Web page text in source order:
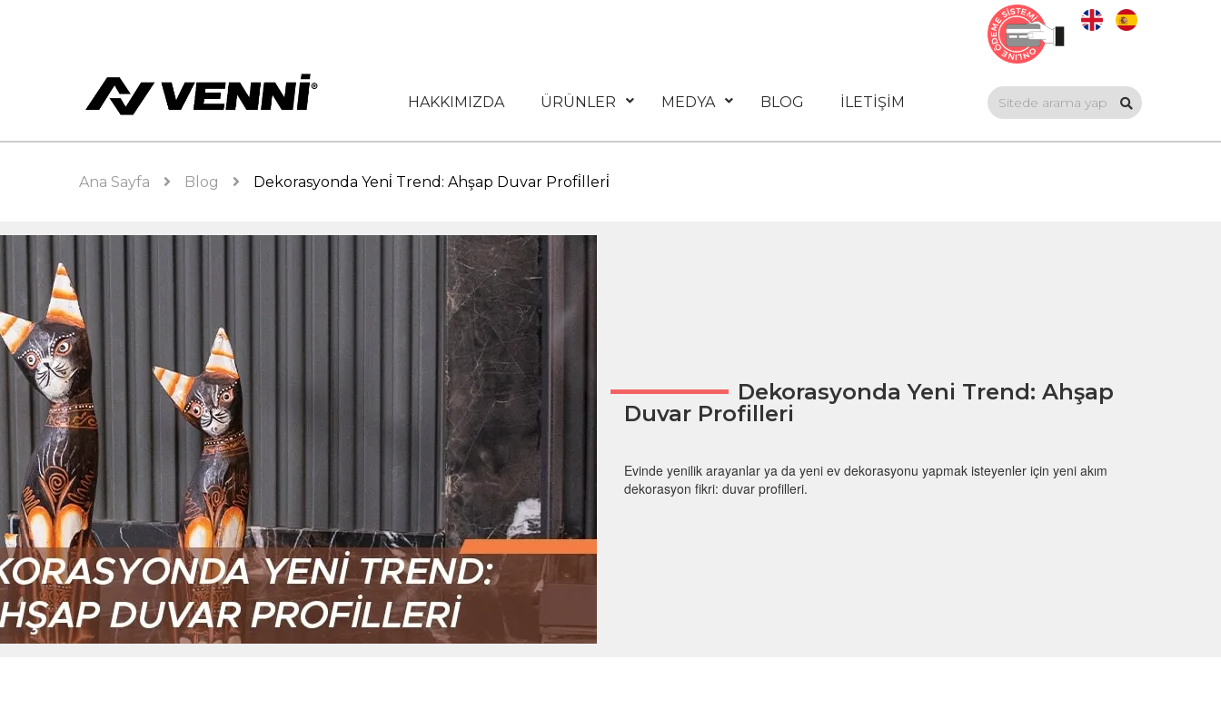
HAKKIMIZDA ÜRÜNLER MEDYA BLOG İLETİŞİM
Ana Sayfa Blog Dekorasyonda Yeni̇ Trend: Ahşap Duvar Profi̇lleri̇
Dekorasyonda Yeni Trend: Ahşap
Duvar Profilleri
Evinde yenilik arayanlar ya da yeni ev dekorasyonu yapmak isteyenler için yeni akım
dekorasyon fikri: duvar profilleri.